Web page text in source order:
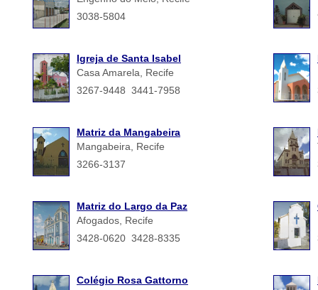
3038-5804
Igreja de Santa Isabel
Casa Amarela, Recife
3267-9448 3441-7958
Matriz da Mangabeira
Mangabeira, Recife
3266-3137
Matriz do Largo da Paz
Afogados, Recife
3428-0620 3428-8335
Colégio Rosa Gattorno